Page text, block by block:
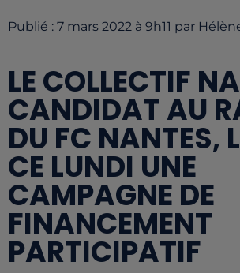
Publié : 7 mars 2022 à 9h11 par
LE COLLECTIF
CANDIDAT AU
DU FC NANTES,
CE LUNDI UNE
CAMPAGNE DE
FINANCEMENT
PARTICIPATIF